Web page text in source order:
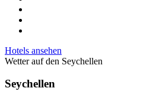
Hotels ansehen
Wetter auf den Seychellen
Seychellen